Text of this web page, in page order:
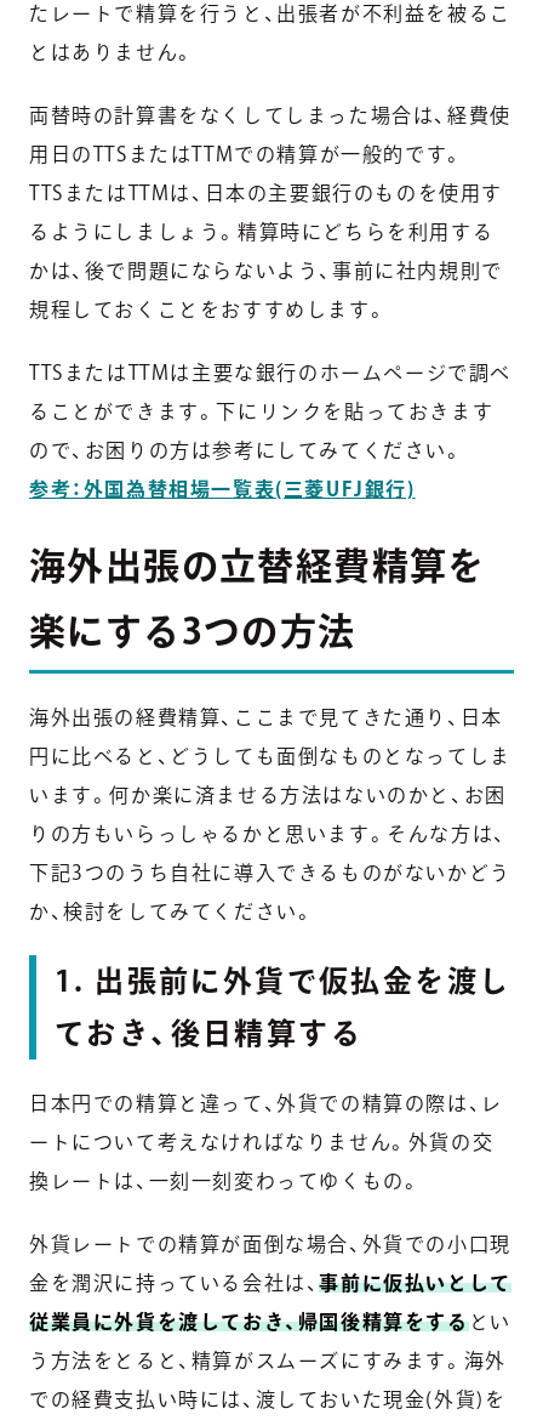
たレートで精算を行うと、出張者が不利益を被るこ
とはありません。
両替時の計算書をなくしてしまった場合は、経費使
用日のTTSまたはTTMでの精算が一般的です。
TTSまたはTTMは、日本の主要銀行のものを使用す
るようにしましょう。精算時にどちらを利用する
かは、後で問題にならないよう、事前に社内規則で
規程しておくことをおすすめします。
TTSまたはTTMは主要な銀行のホームページで調べ
ることができます。下にリンクを貼っておきます
ので、お困りの方は参考にしてみてください。
参考：外国為替相場一覧表(三菱UFJ銀行)
海外出張の立替経費精算を
楽にする3つの方法
海外出張の経費精算、ここまで見てきた通り、日本
円に比べると、どうしても面倒なものとなってしま
います。何か楽に済ませる方法はないのかと、お困
りの方もいらっしゃるかと思います。そんな方は、
下記3つのうち自社に導入できるものがないかどう
か、検討をしてみてください。
1. 出張前に外貨で仮払金を渡し
ておき、後日精算する
日本円での精算と違って、外貨での精算の際は、レ
ートについて考えなければなりません。外貨の交
換レートは、一刻一刻変わってゆくもの。
外貨レートでの精算が面倒な場合、外貨での小口現
金を潤沢に持っている会社は、事前に仮払いとして
従業員に外貨を渡しておき、帰国後精算をするとい
う方法をとると、精算がスムーズにすみます。海外
での経費支払い時には、渡しておいた現金(外貨)を